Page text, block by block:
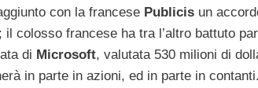
con la francese Publicisun
colosso francese ha tra l’altro battuto
di Microsoft, valutata 530 milioni di
in parte in azioni, ed in parte in contanti.